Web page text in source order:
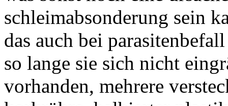
schleimabsonderung sein
das auch bei
so lange sie sich nicht
vorhanden, mehrere